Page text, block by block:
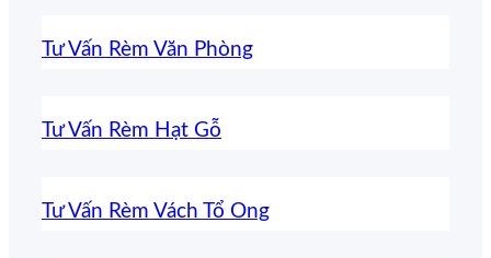
Tư Vấn Rèm Văn Phòng
Tư Vấn Rèm Hạt Gỗ
Tư Vấn Rèm Vách Tổ Ong